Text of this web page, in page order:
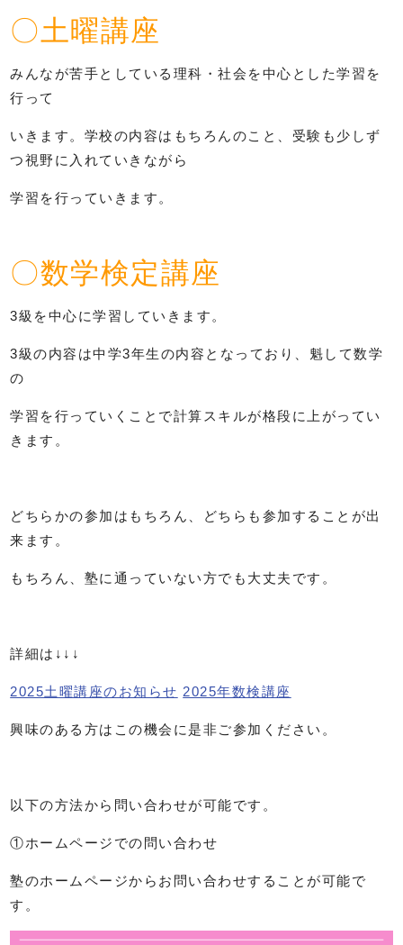
〇土曜講座
みんなが苦手としている理科・社会を中心とした学習を
行って
いきます。学校の内容はもちろんのこと、受験も少しず
つ視野に入れていきながら
学習を行っていきます。
〇数学検定講座
3級を中心に学習していきます。
3級の内容は中学3年生の内容となっており、魁して数学
の
学習を行っていくことで計算スキルが格段に上がってい
きます。
どちらかの参加はもちろん、どちらも参加することが出
来ます。
もちろん、塾に通っていない方でも大丈夫です。
詳細は↓↓↓
2025土曜講座のお知らせ 2025年数検講座
興味のある方はこの機会に是非ご参加ください。
以下の方法から問い合わせが可能です。
①ホームページでの問い合わせ
塾のホームページからお問い合わせすることが可能で
す。